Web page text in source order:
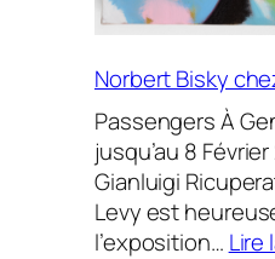
Norbert Bisky
Passengers À
jusqu’au 8
Gianluigi
Levy est
l’exposition… Lire